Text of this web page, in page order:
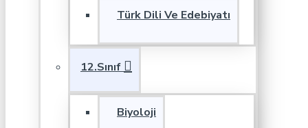
Türk Dili Ve Edebiyatı
12.Sınıf
Biyoloji